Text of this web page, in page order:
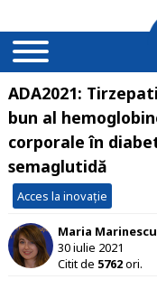
ADA2021:
bun al
corporale în
semaglutidă
Acces la inovație
Maria Marinescu
30 iulie 2021
Citit de 5762ori.